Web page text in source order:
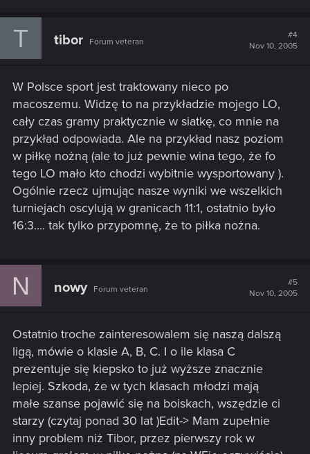
T tibor Forum veteran
#4
Nov 10, 2005
W Polsce sport jest traktowany nieco po
macoszemu. Widzę to na przykładzie mojego LO,
cały czas gramy praktycznie w siatkę, co mnie na
przykład odpowiada. Ale na przykład nasz poziom
w piłkę nożną (ale to już pewnie wina tego, że fo
tego LO mało kto chodzi wybitnie wysportowany ).
Ogólnie rzecz ujmując nasze wyniki we wszelkich
turniejach oscylują w granicach 11:1, ostatnio było
16:3.... tak tylko przypomnę, że to piłka nożna.
N nowy Forum veteran
#5
Nov 10, 2005
Ostatnio troche zainteresowalem się naszą dalszą
ligą, mówie o klasie A, B, C. I o ile klasa C
prezentuje się kiepsko to już wyższe znacznie
lepiej. Szkoda, że w tych klasach młodzi mają
małe szanse pojawić się na boiskach, wszędzie ci
starzy (czytaj ponad 30 lat )Edit-> Mam zupełnie
inny problem niż Tibor, przez pierwszy rok w